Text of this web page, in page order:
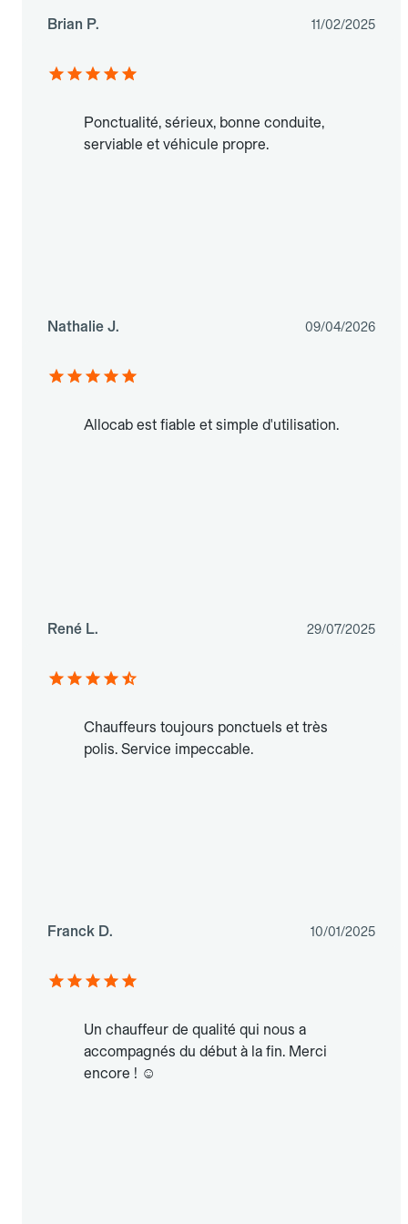
Brian P. 11/02/2025
Ponctualité, sérieux, bonne conduite,
serviable et véhicule propre.
Nathalie J. 09/04/2026
Allocab est fiable et simple d'utilisation.
René L. 29/07/2025
Chauffeurs toujours ponctuels et très
polis. Service impeccable.
Franck D. 10/01/2025
Un chauffeur de qualité qui nous a
accompagnés du début à la fin. Merci
encore ! ☺️